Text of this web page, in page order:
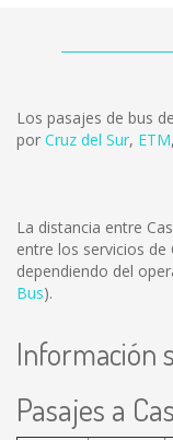
Los pasajes de bus
por Cruz del Sur, ETM,
La distancia entre
entre los servicios de
dependiendo del
Bus).
Información
Pasajes a